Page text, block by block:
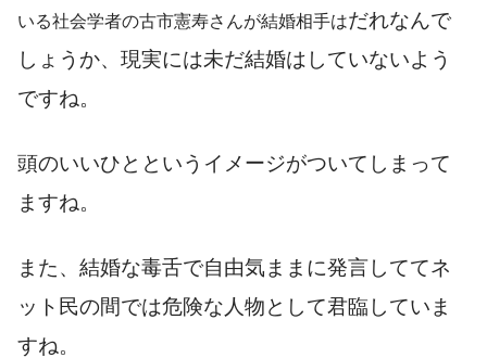
いる社会学者の古市憲寿さんが結婚相手はだれなんで
しょうか、現実には未だ結婚はしていないよう
ですね。
頭のいいひとというイメージがついてしまって
ますね。
また、結婚な毒舌で自由気ままに発言しててネ
ット民の間では危険な人物として君臨していま
すね。